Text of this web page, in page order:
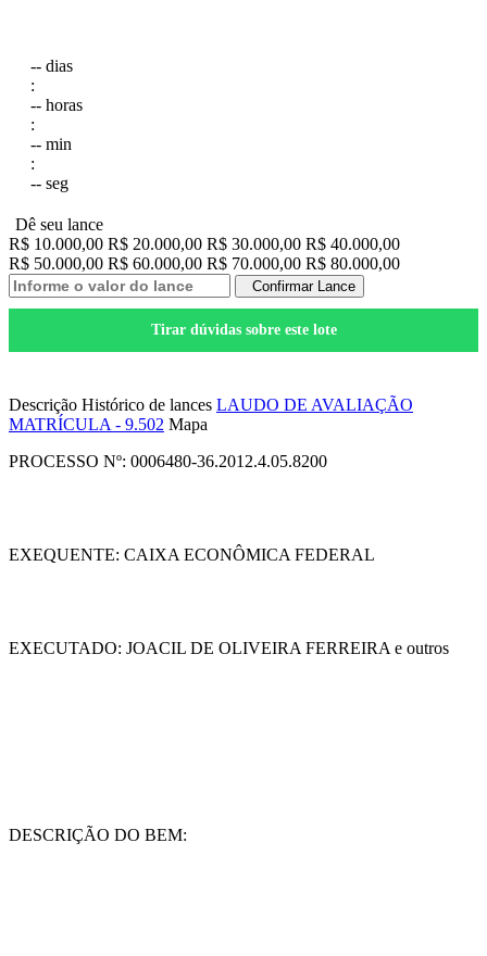
-- dias
:
-- horas
:
-- min
:
-- seg
Dê seu lance
R$ 10.000,00 R$ 20.000,00 R$ 30.000,00 R$ 40.000,00
R$ 50.000,00 R$ 60.000,00 R$ 70.000,00 R$ 80.000,00
Confirmar Lance
Tirar dúvidas sobre este lote
Descrição Histórico de lances LAUDO DE AVALIAÇÃO
MATRÍCULA - 9.502 Mapa
PROCESSO Nº: 0006480-36.2012.4.05.8200
EXEQUENTE: CAIXA ECONÔMICA FEDERAL
EXECUTADO: JOACIL DE OLIVEIRA FERREIRA e outros
DESCRIÇÃO DO BEM: